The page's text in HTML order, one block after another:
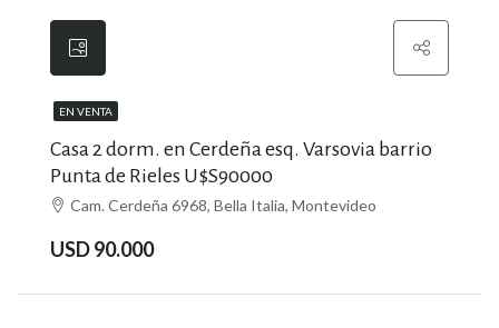
EN VENTA
Casa 2 dorm. en Cerdeña esq. Varsovia barrio
Punta de Rieles U$S90000
Cam. Cerdeña 6968, Bella Italia, Montevideo
USD 90.000